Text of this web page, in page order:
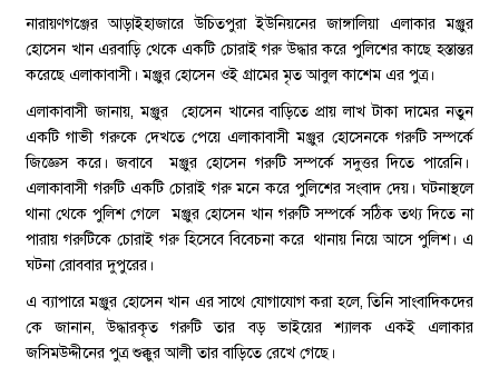
নারায়ণগঞ্জের আড়াইহাজারে উচিতপুরা ইউনিয়নের জাঙ্গালিয়া এলাকার মঞ্জুর
হোসেন খান এরবাড়ি থেকে একটি চোরাই গরু উদ্ধার করে পুলিশের কাছে হস্তান্তর
করেছে এলাকাবাসী। মঞ্জুর হোসেন ওই গ্রামের মৃত আবুল কাশেম এর পুত্র।
এলাকাবাসী জানায়, মঞ্জুর হোসেন খানের বাড়িতে প্রায় লাখ টাকা দামের নতুন
একটি গাভী গরুকে দেখতে পেয়ে এলাকাবাসী মঞ্জুর হোসেনকে গরুটি সম্পর্কে
জিজ্ঞেস করে। জবাবে মঞ্জুর হোসেন গরুটি সম্পর্কে সদুত্তর দিতে পারেনি।
এলাকাবাসী গরুটি একটি চোরাই গরু মনে করে পুলিশের সংবাদ দেয়। ঘটনাস্থলে
থানা থেকে পুলিশ গেলে মঞ্জুর হোসেন খান গরুটি সম্পর্কে সঠিক তথ্য দিতে না
পারায় গরুটিকে চোরাই গরু হিসেবে বিবেচনা করে থানায় নিয়ে আসে পুলিশ। এ
ঘটনা রোববার দুপুরের।
এ ব্যাপারে মঞ্জুর হোসেন খান এর সাথে যোগাযোগ করা হলে, তিনি সাংবাদিকদের
কে জানান, উদ্ধারকৃত গরুটি তার বড় ভাইয়ের শ্যালক একই এলাকার
জসিমউদ্দীনের পুত্র শুক্কুর আলী তার বাড়িতে রেখে গেছে।